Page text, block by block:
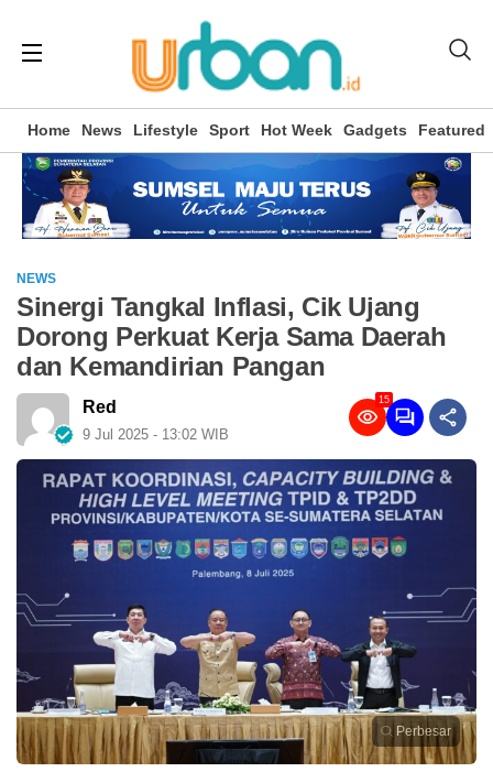
Home News Lifestyle Sport Hot Week Gadgets Featured
NEWS
Sinergi Tangkal Inflasi, Cik Ujang
Dorong Perkuat Kerja Sama Daerah
dan Kemandirian Pangan
Red
9 Jul 2025 - 13:02 WIB
15
Perbesar